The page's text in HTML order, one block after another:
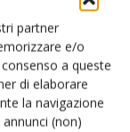
partner
e/o
a queste
di elaborare
la navigazione
(non)